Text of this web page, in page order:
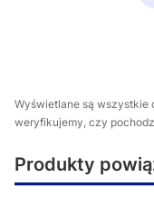
Wyświetlane są wszystkie
weryfikujemy, czy
Produkty